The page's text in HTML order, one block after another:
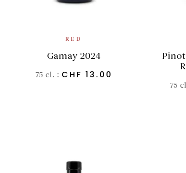
ADD TO BASKET
RED
Gamay 2024
75 cl. : CHF 13.00
75